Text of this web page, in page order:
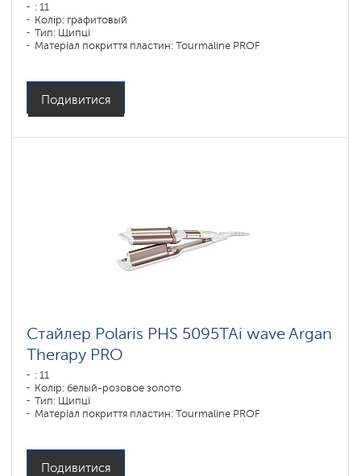
: 11
Колір: графитовый
Тип: Щипці
Матеріал покриття пластин: Tourmaline PROF
Подивитися
Стайлер Polaris PHS 5095TAi wave Argan
Therapy PRO
: 11
Колір: белый-розовое золото
Тип: Щипці
Матеріал покриття пластин: Tourmaline PROF
Подивитися